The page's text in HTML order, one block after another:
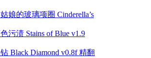
娘的玻璃项圈 Cinderella’s
污渍 Stains of Blue v1.9
Black Diamond v0.8f 精翻